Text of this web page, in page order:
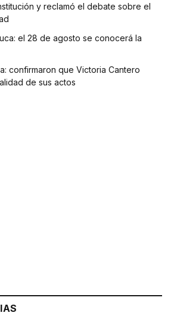
y reclamó el debate sobre el
el 28 de agosto se conocerá la
confirmaron que Victoria Cantero
de sus actos